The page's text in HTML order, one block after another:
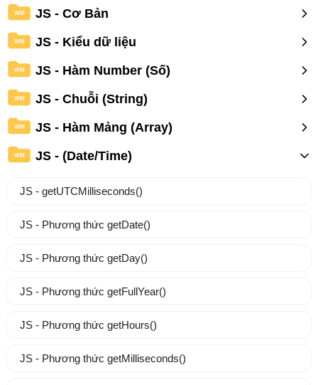
WM JS - Cơ Bản
WM JS - Kiểu dữ liệu
WM JS - Hàm Number (Số)
WM JS - Chuỗi (String)
WM JS - Hàm Mảng (Array)
WM JS - (Date/Time)
JS - getUTCMilliseconds()
JS - Phương thức getDate()
JS - Phương thức getDay()
JS - Phương thức getFullYear()
JS - Phương thức getHours()
JS - Phương thức getMilliseconds()